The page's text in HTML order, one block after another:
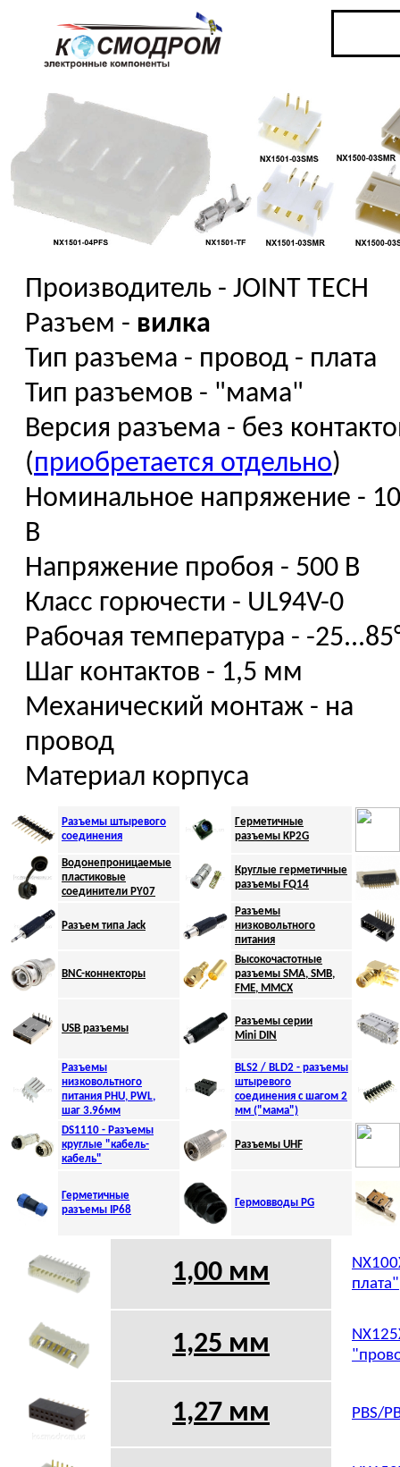
Производитель - JOINT TECH
Разъем - вилка
Тип разъема - провод - плата
Тип разъемов - "мама"
Версия разъема - без
(приобретается отдельно)
Номинальное напряжение -
В
Напряжение пробоя - 500 В
Класс горючести - UL94V-0
Рабочая температура - -
Шаг контактов - 1,5 мм
Механический монтаж - на
провод
Материал корпуса
Разъемы штыревого
соединения
Герметичные
разъемы KP2G
Водонепроницаемые
пластиковые
соединители PY07
Круглые герметичные
разъемы FQ14
Разъем типа Jack
Разъемы
низковольтного
питания
BNC-коннекторы
Высокочастотные
разъемы SMA, SMB,
FME, MMCX
USB разъемы
Разъемы серии
Mini DIN
Разъемы
низковольтного
питания PНU, PWL,
шаг 3.96мм
BLS2 / BLD2 - разъемы
штыревого
соединения с шагом 2
мм ("мама")
DS1110 - Разъемы
круглые "кабель-
кабель"
Разъемы UHF
Герметичные
разъемы IP68
Гермовводы PG
1,00 мм
плата"
1,25 мм
1,27 мм PBS/